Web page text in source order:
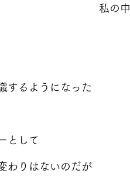
私の
するようになった
として
わりはないのだが